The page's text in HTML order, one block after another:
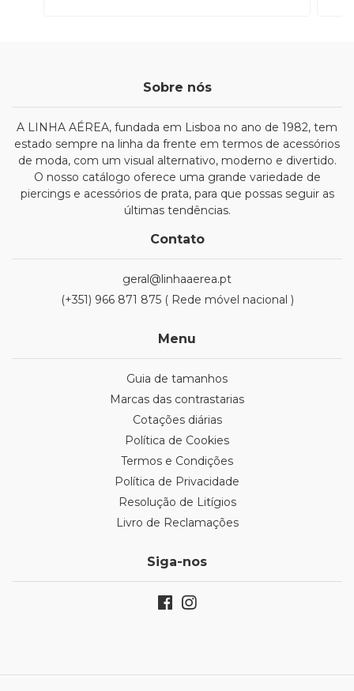
Sobre nós
A LINHA AÉREA, fundada em Lisboa no ano de 1982, tem
estado sempre na linha da frente em termos de acessórios
de moda, com um visual alternativo, moderno e divertido.
O nosso catálogo oferece uma grande variedade de
piercings e acessórios de prata, para que possas seguir as
últimas tendências.
Contato
geral@linhaaerea.pt
(+351) 966 871 875 ( Rede móvel nacional )
Menu
Guia de tamanhos
Marcas das contrastarias
Cotações diárias
Política de Cookies
Termos e Condições
Política de Privacidade
Resolução de Litígios
Livro de Reclamações
Siga-nos